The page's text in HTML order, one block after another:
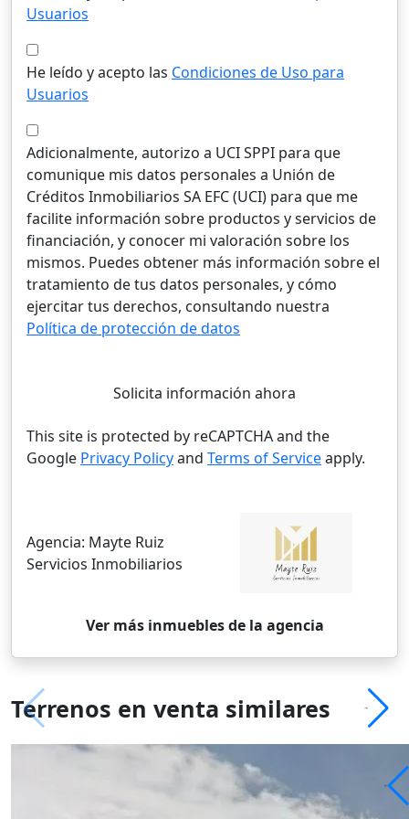
Usuarios
He leído y acepto las Condiciones de Uso para
Usuarios
Adicionalmente, autorizo a UCI SPPI para que
comunique mis datos personales a Unión de
Créditos Inmobiliarios SA EFC (UCI) para que me
facilite información sobre productos y servicios de
financiación, y conocer mi valoración sobre los
mismos. Puedes obtener más información sobre el
tratamiento de tus datos personales, y cómo
ejercitar tus derechos, consultando nuestra
Política de protección de datos
Solicita información ahora
This site is protected by reCAPTCHA and the
Google Privacy Policyand Terms of Serviceapply.
Agencia: Mayte Ruiz
Servicios Inmobiliarios
Ver más inmuebles de la agencia
Terrenos en venta similares